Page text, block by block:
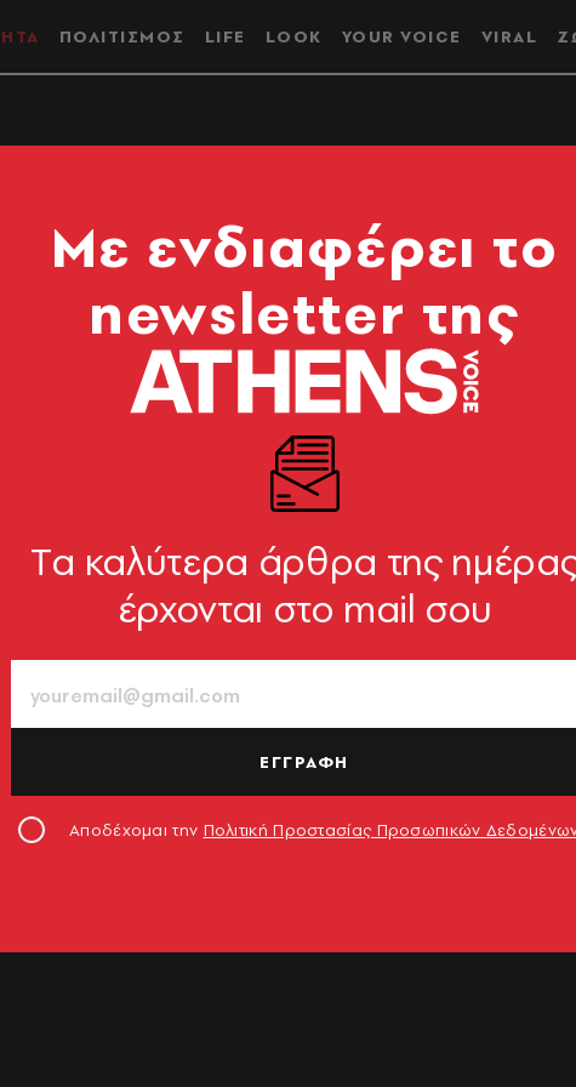
ΠΟΛΙΤΙΣΜΟΣ LIFE LOOK YOUR VOICE VIRAL
| Φιλιώ
15χρονης στην
από το 2004
Mε ενδιαφέρει το
newsletter της
Tα καλύτερα άρθρα της
έρχονται στο mail σου
ΕΓΓΡΑΦΗ
Αποδέχομαι την Πολιτική Προστασίας Προσωπικών